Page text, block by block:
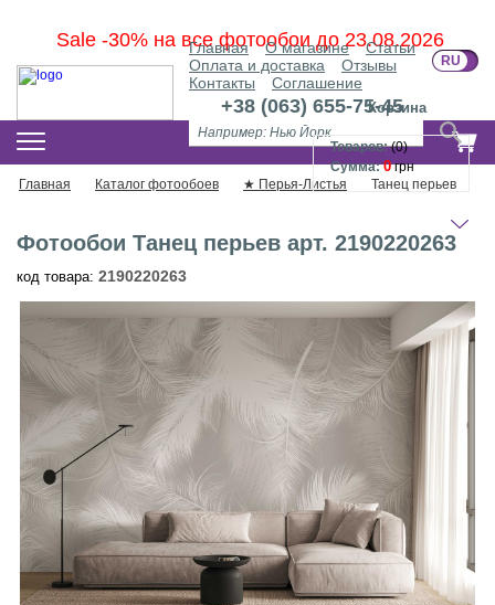
Sale -30% на все фотообои до 23.08.2026
Главная О магазине
Статьи
Оплата и доставка
Отзывы
Контакты
Соглашение
RU UA
+38 (063) 655-75-45
Корзина
Товаров:(0)
Сумма: 0грн
КАТАЛОГ ФОТООБОЕВ
Главная Каталог фотообоев ★ Перья-Листья Танец перьев
Фотообои Танец перьев арт. 2190220263
код товара: 2190220263